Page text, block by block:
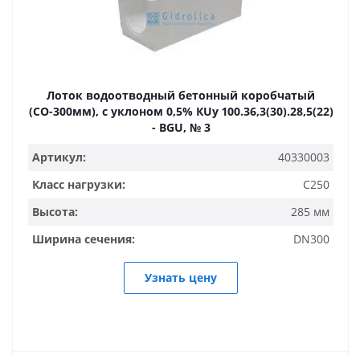
Лоток водоотводный бетонный коробчатый
(СО-300мм), с уклоном 0,5% КUу 100.36,3(30).28,5(22)
- BGU, № 3
Артикул:
40330003
Класс нагрузки:
C250
Высота:
285 мм
Ширина сечения:
DN300
Узнать цену